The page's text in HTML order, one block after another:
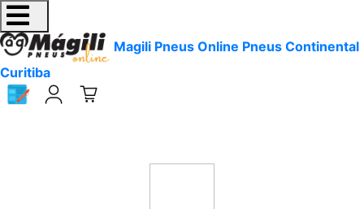
Magili Pneus Online Pneus Continental
Curitiba